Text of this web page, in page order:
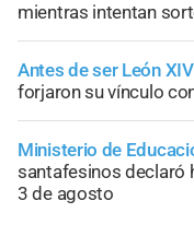
mientras intentan
Antes de ser León XIV
forjaron su vínculo
Ministerio de
santafesinos declaró
3 de agosto